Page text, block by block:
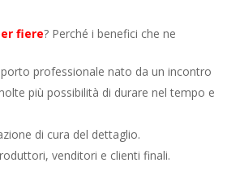
fiere? Perché i benefici che ne
professionale nato da un incontro
più possibilità di durare nel tempo e
di cura del dettaglio.
venditori e clienti finali.